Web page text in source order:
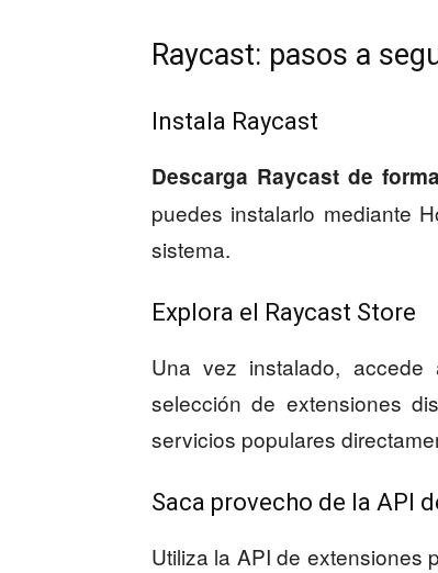
Raycast: pasos a
Instala Raycast
Descarga Raycast de
puedes instalarlo mediante
sistema.
Explora el Raycast Store
Una vez instalado,
selección de extensiones
servicios populares
Saca provecho de la API
Utiliza la API de extensiones